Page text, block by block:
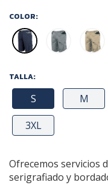
COLOR:
TALLA:
S M
3XL
Ofrecemos servicios
serigrafiado y